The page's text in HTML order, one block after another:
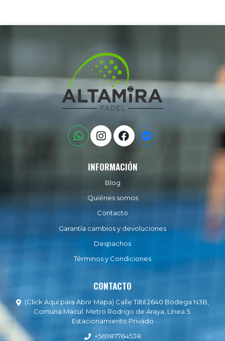
INFORMACIÓN
Blog
Quiénes somos
Contacto
Garantía cambios y devoluciones
Despachos
Términos y Condiciones
CONTACTO
(Click Aquí para Abrir Mapa) Calle Tiltil 2640 Bodega N3B,
Comuna Macul. Metro Rodrigo de Araya, Línea 5.
Estacionamiento Privado
+56987764538